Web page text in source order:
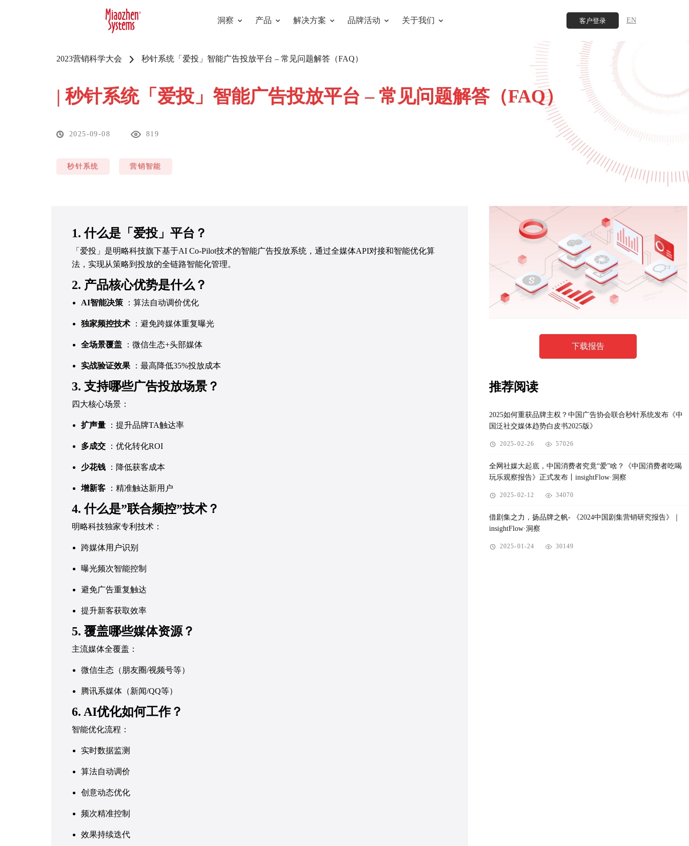
洞察 产品 解决方案 品牌活动 关于我们 客户登录 EN
2023营销科学大会 秒针系统「爱投」智能广告投放平台 – 常见问题解答（FAQ）
| 秒针系统「爱投」智能广告投放平台 – 常见问题解答（FAQ）
2025-09-08 819
秒针系统 营销智能
1. 什么是「爱投」平台？
「爱投」是明略科技旗下基于AI Co-Pilot技术的智能广告投放系统，通过全媒体API对接和智能优化算
法，实现从策略到投放的全链路智能化管理。
2. 产品核心优势是什么？
AI智能决策 ：算法自动调价优化
独家频控技术 ：避免跨媒体重复曝光
全场景覆盖 ：微信生态+头部媒体
实战验证效果 ：最高降低35%投放成本
3. 支持哪些广告投放场景？
四大核心场景：
扩声量 ：提升品牌TA触达率
多成交 ：优化转化ROI
少花钱 ：降低获客成本
增新客 ：精准触达新用户
4. 什么是”联合频控”技术？
明略科技独家专利技术：
跨媒体用户识别
曝光频次智能控制
避免广告重复触达
提升新客获取效率
5. 覆盖哪些媒体资源？
主流媒体全覆盖：
微信生态（朋友圈/视频号等）
腾讯系媒体（新闻/QQ等）
6. AI优化如何工作？
智能优化流程：
实时数据监测
算法自动调价
创意动态优化
频次精准控制
效果持续迭代
下载报告
推荐阅读
2025如何重获品牌主权？中国广告协会联合秒针系统发布《中
国泛社交媒体趋势白皮书2025版》
2025-02-26 57026
全网社媒大起底，中国消费者究竟“爱”啥？《中国消费者吃喝
玩乐观察报告》正式发布丨insightFlow·洞察
2025-02-12 34070
借剧集之力，扬品牌之帆- 《2024中国剧集营销研究报告》｜
insightFlow·洞察
2025-01-24 30149